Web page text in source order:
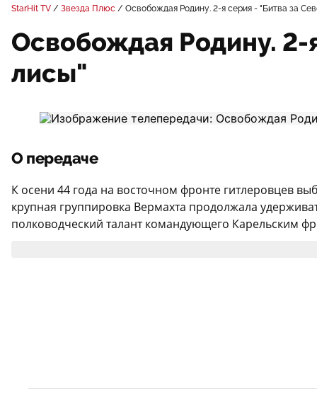
StarHit TV Звезда Плюс Освобождая Родину. 2-я серия - "Битва за
Освобождая Родину. 2-
лисы"
О передаче
К осени 44 года на восточном фронте гитлеровцев
крупная группировка Вермахта продолжала
полководческий талант командующего Карельским